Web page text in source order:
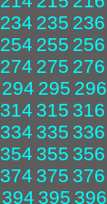
234 235 236
254 255 256
274 275 276
294 295 296
314 315 316
334 335 336
354 355 356
374 375 376
394 395 396